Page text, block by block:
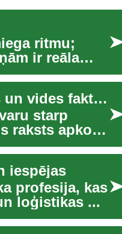
ritmu;
ir reāla
Ilgtspējīgas dzīvesvietas izvēle: veselības un vides faktori
starp
raksts apkopo
iespējas
profesija, kas
loģistikas ...